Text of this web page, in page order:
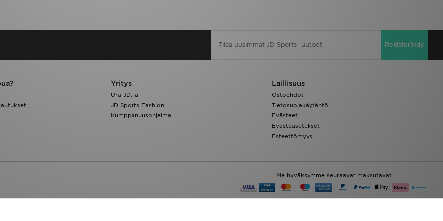
Rekisteröidy
Yritys
Ura JD:llä
JD Sports Fashion
Kumppanuusohjelma
Laillisuus
Ostoehdot
Tietosuojakäytäntö
Evästeet
Evästeasetukset
Esteettömyys
Me hyväksymme seuraavat maksutavat